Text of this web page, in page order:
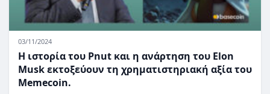
03/11/2024
Η ιστορία του Pnut και η ανάρτηση του Elon
Musk εκτοξεύουν τη χρηματιστηριακή αξία του
Memecoin.